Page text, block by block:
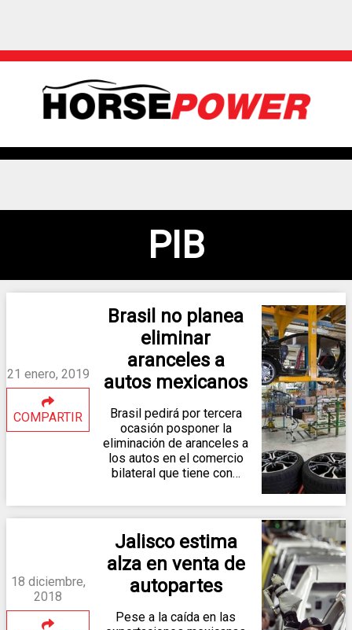
PIB
21 enero, 2019
COMPARTIR
Brasil no planea
eliminar
aranceles a
autos mexicanos
Brasil pedirá por tercera
ocasión posponer la
eliminación de aranceles a
los autos en el comercio
bilateral que tiene con…
18 diciembre,
2018
Jalisco estima
alza en venta de
autopartes
Pese a la caída en las